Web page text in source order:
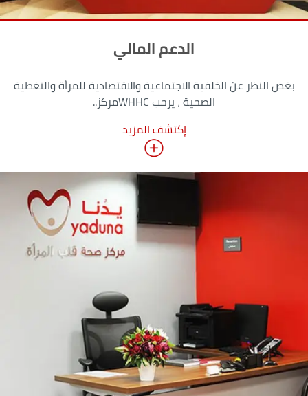
الدعم المالي
بغض النظر عن الخلفية الاجتماعية والاقتصادية للمرأة والتغطية
الصحية ، يرحب WHHCمركز..
إكتشف المزيد